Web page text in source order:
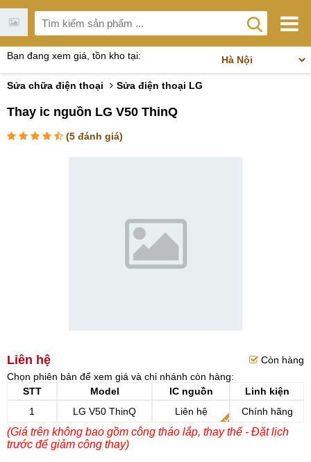
Bạn đang xem giá, tồn kho tại:
Sửa chữa điện thoại Sửa điện thoại LG
Thay ic nguồn LG V50 ThinQ
(5 đánh giá)
Liên hệ
Còn hàng
Chọn phiên bản để xem giá và chi nhánh còn hàng:
STT
Model IC nguồn
Linh kiện
1
LG V50 ThinQ Liên hệ Chính hãng
(Giá trên không bao gồm công tháo lắp, thay thế - Đặt lịch
trước để giảm công thay)